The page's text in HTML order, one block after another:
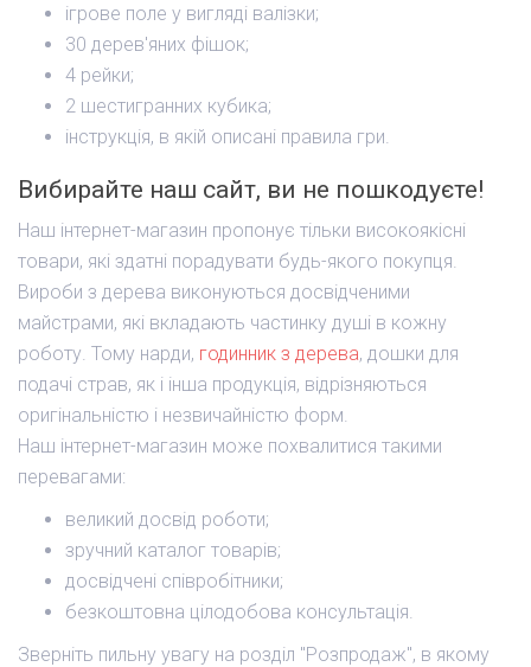
ігрове поле у ​​вигляді валізки;
30 дерев'яних фішок;
4 рейки;
2 шестигранних кубика;
інструкція, в якій описані правила гри.
Вибирайте наш сайт, ви не пошкодуєте!
Наш інтернет-магазин пропонує тільки високоякісні
товари, які здатні порадувати будь-якого покупця.
Вироби з дерева виконуються досвідченими
майстрами, які вкладають частинку душі в кожну
роботу. Тому нарди, годинник з дерева, дошки для
подачі страв, як і інша продукція, відрізняються
оригінальністю і незвичайністю форм.
Наш інтернет-магазин може похвалитися такими
перевагами:
великий досвід роботи;
зручний каталог товарів;
досвідчені співробітники;
безкоштовна цілодобова консультація.
Зверніть пильну увагу на розділ "Розпродаж", в якому